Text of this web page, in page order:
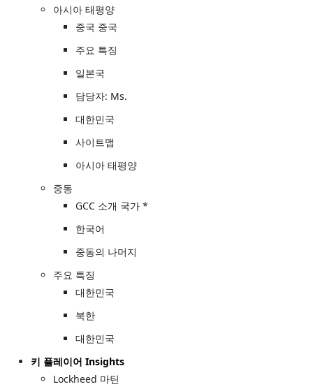
아시아 태평양
중국 중국
주요 특징
일본국
담당자: Ms.
대한민국
사이트맵
아시아 태평양
중동
GCC 소개 국가 *
한국어
중동의 나머지
주요 특징
대한민국
북한
대한민국
키 플레이어 Insights
Lockheed 마틴